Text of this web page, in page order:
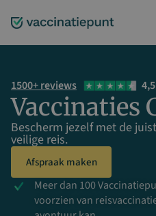
naar
1500+ reviews 4,5
Vaccinaties
Bescherm jezelf met de
veilige reis.
Afspraak maken
Meer dan 100
voorzien van